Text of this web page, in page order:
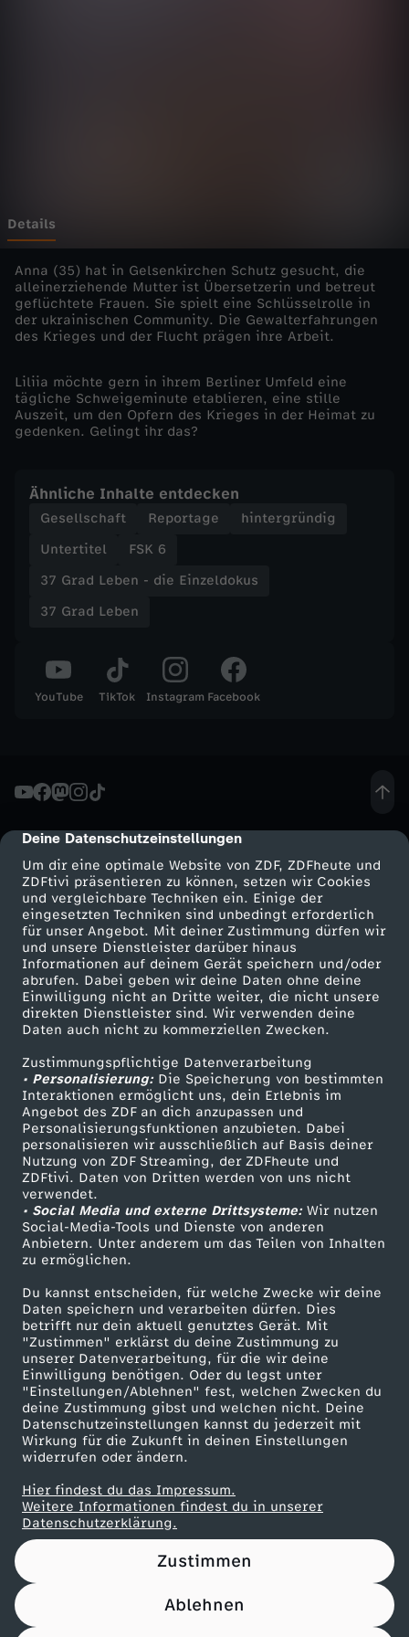
cmp-dialog-description
Deine Datenschutzeinstellungen
Um dir eine optimale Website von ZDF, ZDFheute und
ZDFtivi präsentieren zu können, setzen wir Cookies
und vergleichbare Techniken ein. Einige der
eingesetzten Techniken sind unbedingt erforderlich
für unser Angebot. Mit deiner Zustimmung dürfen wir
und unsere Dienstleister darüber hinaus
Informationen auf deinem Gerät speichern und/oder
abrufen. Dabei geben wir deine Daten ohne deine
Einwilligung nicht an Dritte weiter, die nicht unsere
direkten Dienstleister sind. Wir verwenden deine
Daten auch nicht zu kommerziellen Zwecken.
Zustimmungspflichtige Datenverarbeitung
• Personalisierung:Die Speicherung von bestimmten
Interaktionen ermöglicht uns, dein Erlebnis im
Angebot des ZDF an dich anzupassen und
Personalisierungsfunktionen anzubieten. Dabei
personalisieren wir ausschließlich auf Basis deiner
Nutzung von ZDF Streaming, der ZDFheute und
ZDFtivi. Daten von Dritten werden von uns nicht
verwendet.
• Social Media und externe Drittsysteme:Wir nutzen
Social-Media-Tools und Dienste von anderen
Anbietern. Unter anderem um das Teilen von Inhalten
zu ermöglichen.
Du kannst entscheiden, für welche Zwecke wir deine
Daten speichern und verarbeiten dürfen. Dies
betrifft nur dein aktuell genutztes Gerät. Mit
"Zustimmen" erklärst du deine Zustimmung zu
unserer Datenverarbeitung, für die wir deine
Einwilligung benötigen. Oder du legst unter
"Einstellungen/Ablehnen" fest, welchen Zwecken du
deine Zustimmung gibst und welchen nicht. Deine
Datenschutzeinstellungen kannst du jederzeit mit
Wirkung für die Zukunft in deinen Einstellungen
widerrufen oder ändern.
Hier findest du das Impressum.
Weitere Informationen findest du in unserer
Datenschutzerklärung.
Zustimmen
Ablehnen
d
i
e
i
z
e
l
d
o
k
s
-
Z
w
i
s
c
h
e
n
N
e
u
a
n
f
a
n
Details
Anna (35) hat in Gelsenkirchen Schutz gesucht, die
alleinerziehende Mutter ist Übersetzerin und betreut
geflüchtete Frauen. Sie spielt eine Schlüsselrolle in
der ukrainischen Community. Die Gewalterfahrungen
des Krieges und der Flucht prägen ihre Arbeit.
Liliia möchte gern in ihrem Berliner Umfeld eine
tägliche Schweigeminute etablieren, eine stille
Auszeit, um den Opfern des Krieges in der Heimat zu
gedenken. Gelingt ihr das?
Ähnliche Inhalte entdecken
Gesellschaft Reportage
hintergründig
Untertitel
FSK 6
37 Grad Leben - die Einzeldokus
37 Grad Leben
YouTube TikTok Instagram Facebook
Mehr ZDF
ZDF-Apps
Smart TV
ZDFtext
Livestreams
Sendungen A-Z
TV-Programm
Service
ZDFmitreden
Kontakt zum ZDF
Tickets
Zuschauerservice
Hilfe
ZDF Unternehmen
Karriere
ZDF goes Schule
Werbefernsehen
Mainzelmännchen
Partner
Nutzungsbedingungen